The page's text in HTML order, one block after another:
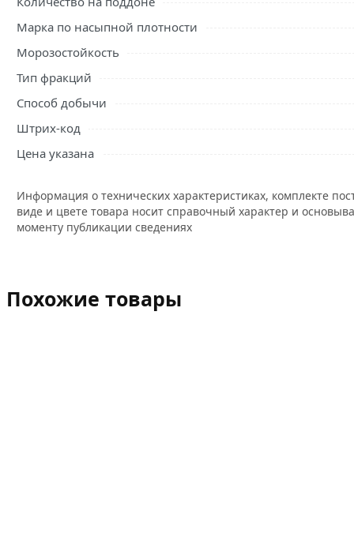
Марка по насыпной плотности
Морозостойкость
Тип фракций
Способ добычи
Штрих-код
Цена указана
Информация о технических характеристиках, комплекте
виде и цвете товара носит справочный характер и
моменту публикации сведениях
Похожие товары